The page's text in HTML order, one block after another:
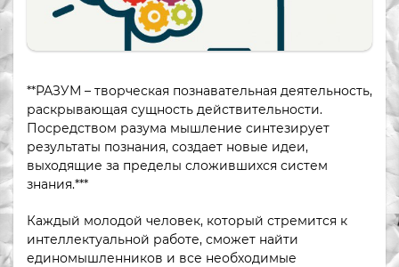
**РАЗУМ – творческая познавательная деятельность,
раскрывающая сущность действительности.
Посредством разума мышление синтезирует
результаты познания, создает новые идеи,
выходящие за пределы сложившихся систем
знания.***
Каждый молодой человек, который стремится к
интеллектуальной работе, сможет найти
единомышленников и все необходимые